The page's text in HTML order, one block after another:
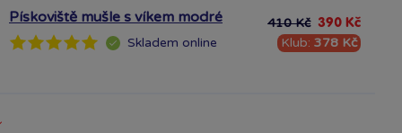
Pískoviště mušle s víkem modré
Skladem online
410 Kč 390 Kč
Klub: 378 Kč